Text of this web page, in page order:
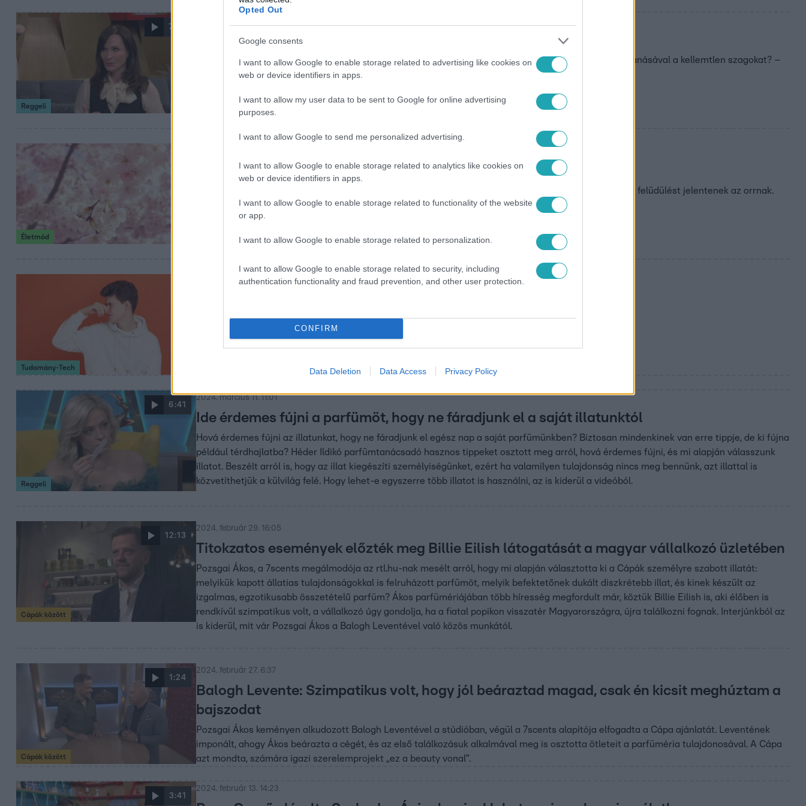
Opted Out
Google consents
I want to allow Google to enable storage related to advertising like cookies on
web or device identifiers in apps.
I want to allow my user data to be sent to Google for online advertising
purposes.
I want to allow Google to send me personalized advertising.
I want to allow Google to enable storage related to analytics like cookies on
web or device identifiers in apps.
I want to allow Google to enable storage related to functionality of the website
or app.
I want to allow Google to enable storage related to personalization.
I want to allow Google to enable storage related to security, including
authentication functionality and fraud prevention, and other user protection.
CONFIRM
Data Deletion Data Access Privacy Policy
7:34
Reggeli
Mit tegyünk a kellemetlen izzadságszag ellen? (x)
Mi a különbség a dezodor és az izzadásgátló között? Hogyan tudjuk megakadályozni a meleg berobbanásával a kellemtlen szagokat? –
erről kérdeztük Dr. Kriston Renátát a Reggeliben.
Életmód
5 növény, aminek az illata áprilisban megédesíti a levegőt
Tavasszal vétek nem beleszippantani a levegőbe, a szürke, szmogos idő után a friss, édes illatok igazi felüdülést jelentenek az orrnak.
Mutatjuk, melyek azok a növények, amelyeknek az illatorgiát köszönhetjük.
Tudomány-Tech
2024. március 24. 13:58
sajt- és kecskeszagúak a tinik
A felfedezés segíthet olyan dezodorok kifejlesztésében, amelyek
6:41
Reggeli
2024. március 11. 11:01
Ide érdemes fújni a parfümöt, hogy ne fáradjunk el a saját illatunktól
Hová érdemes fújni az illatunkat, hogy ne fáradjunk el egész nap a saját parfümünkben? Biztosan mindenkinek van erre tippje, de ki fújna
például térdhajlatba? Héder Ildikó parfümtanácsadó hasznos tippeket osztott meg arról, hová érdemes fújni, és mi alapján válasszunk
illatot. Beszélt arról is, hogy az illat kiegészíti személyiségünket, ezért ha valamilyen tulajdonság nincs meg bennünk, azt illattal is
közvetíthetjük a külvilág felé. Hogy lehet-e egyszerre több illatot is használni, az is kiderül a videóból.
12:13
Cápák között
2024. február 29. 16:05
Titokzatos események előzték meg Billie Eilish látogatását a magyar vállalkozó üzletében
Pozsgai Ákos, a 7scents megálmodója az rtl.hu-nak mesélt arról, hogy mi alapján választotta ki a Cápák személyre szabott illatát:
melyikük kapott állatias tulajdonságokkal is felruházott parfümöt, melyik befektetőnek dukált diszkrétebb illat, és kinek készült az
izgalmas, egzotikusabb összetételű parfüm? Ákos parfümériájában több híresség megfordult már, köztük Billie Eilish is, aki élőben is
rendkívül szimpatikus volt, a vállalkozó úgy gondolja, ha a fiatal popikon visszatér Magyarországra, újra találkozni fognak. Interjúnkból az
is kiderül, mit vár Pozsgai Ákos a Balogh Leventével való közös munkától.
1:24
Cápák között
2024. február 27. 6:37
Balogh Levente: Szimpatikus volt, hogy jól beáraztad magad, csak én kicsit meghúztam a
bajszodat
Pozsgai Ákos keményen alkudozott Balogh Leventével a stúdióban, végül a 7scents alapítója elfogadta a Cápa ajánlatát. Leventének
imponált, ahogy Ákos beárazta a cégét, és az első találkozásuk alkalmával meg is osztotta ötleteit a parfüméria tulajdonosával. A Cápa
azt mondta, számára igazi szerelemprojekt „ez a beauty vonal”.
3:41
2024. február 13. 14:23